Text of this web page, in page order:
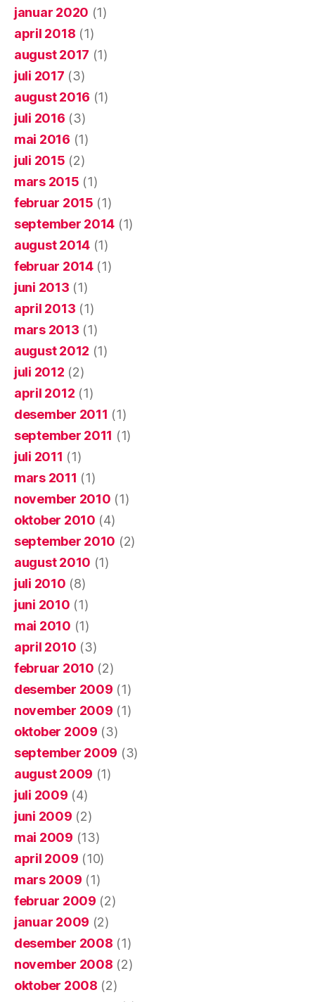
januar 2020 (1)
april 2018 (1)
august 2017 (1)
juli 2017 (3)
august 2016 (1)
juli 2016 (3)
mai 2016 (1)
juli 2015 (2)
mars 2015 (1)
februar 2015 (1)
september 2014 (1)
august 2014 (1)
februar 2014(1)
juni 2013 (1)
april 2013 (1)
mars 2013 (1)
august 2012 (1)
juli 2012 (2)
april 2012 (1)
desember 2011 (1)
september 2011 (1)
juli 2011 (1)
mars 2011 (1)
november 2010 (1)
oktober 2010 (4)
september 2010 (2)
august 2010 (1)
juli 2010 (8)
juni 2010 (1)
mai 2010 (1)
april 2010 (3)
februar 2010 (2)
desember 2009 (1)
november 2009 (1)
oktober 2009 (3)
september 2009 (3)
august 2009 (1)
juli 2009 (4)
juni 2009 (2)
mai 2009 (13)
april 2009 (10)
mars 2009 (1)
februar 2009 (2)
januar 2009 (2)
desember 2008 (1)
november 2008 (2)
oktober 2008 (2)